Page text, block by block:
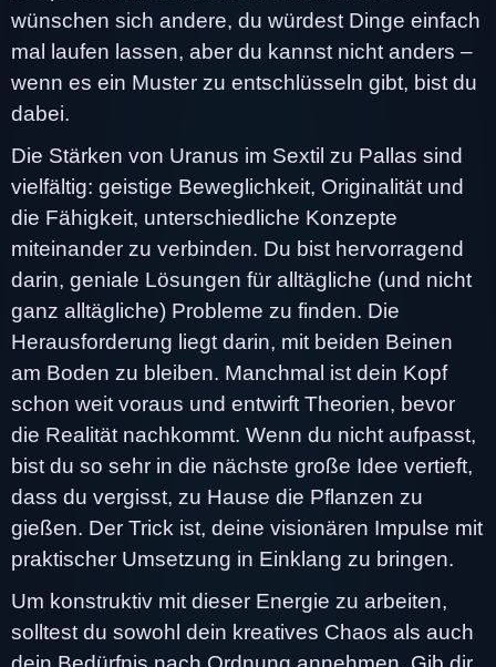
wünschen sich andere, du würdest Dinge einfach
mal laufen lassen, aber du kannst nicht anders –
wenn es ein Muster zu entschlüsseln gibt, bist du
dabei.
Die Stärken von Uranus im Sextil zu Pallas sind
vielfältig: geistige Beweglichkeit, Originalität und
die Fähigkeit, unterschiedliche Konzepte
miteinander zu verbinden. Du bist hervorragend
darin, geniale Lösungen für alltägliche (und nicht
ganz alltägliche) Probleme zu finden. Die
Herausforderung liegt darin, mit beiden Beinen
am Boden zu bleiben. Manchmal ist dein Kopf
schon weit voraus und entwirft Theorien, bevor
die Realität nachkommt. Wenn du nicht aufpasst,
bist du so sehr in die nächste große Idee vertieft,
dass du vergisst, zu Hause die Pflanzen zu
gießen. Der Trick ist, deine visionären Impulse mit
praktischer Umsetzung in Einklang zu bringen.
Um konstruktiv mit dieser Energie zu arbeiten,
solltest du sowohl dein kreatives Chaos als auch